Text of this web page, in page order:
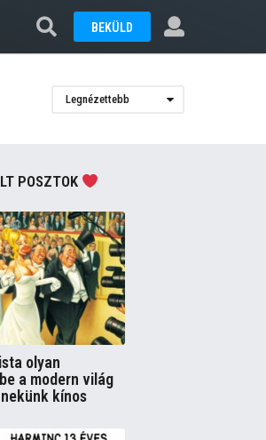
BEKÜLD
Legnézettebb
POSZTOK
olyan
a modern világ
kínos